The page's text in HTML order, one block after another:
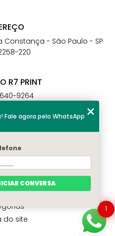
Constança - São Paulo - SP
220
R7 PRINT
9264
6664
somos
do site
1
Fale agora pelo WhatsApp
CONVERSA